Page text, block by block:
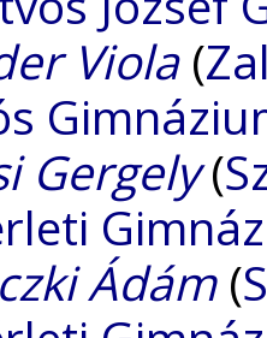
Viola(
Gergely(
Ádám(